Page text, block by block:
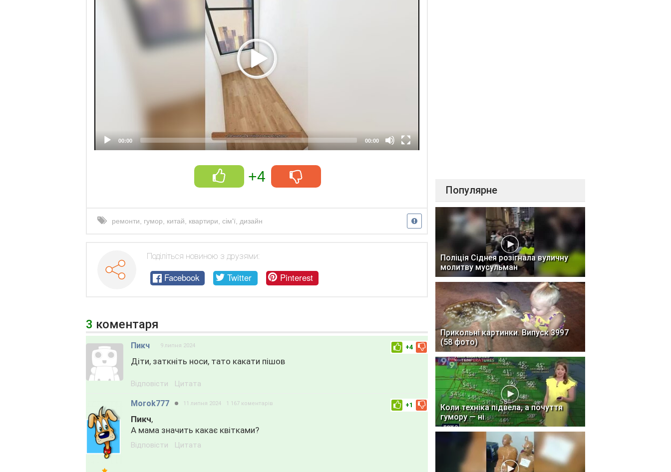
00:00 00:00
+4
ремонти гумор китай квартири сім'ї дизайн
Поділіться новиною з друзями:
Facebook Twitter Pinterest
3 коментаря
Пикч 9 липня 2024 +4
Діти, заткніть носи, тато какати пішов
Відповісти Цитата
Morok777 11 липня 2024 1 167 коментарів +1
Пикч,
А мама значить какає квітками?
Відповісти Цитата
Популярне
Поліція Сіднея розігнала вуличну
молитву мусульман
Прикольні картинки. Випуск 3997
(58 фото)
Коли техніка підвела, а почуття
гумору — ні